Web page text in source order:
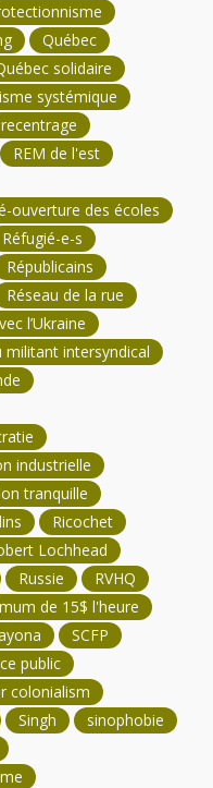
Québec
solidaire
systémique
recentrage
REM de l'est
ouverture des écoles
Réfugié-e-s
Républicains
Réseau de la rue
l’Ukraine
militant intersyndical
industrielle
tranquille
Ricochet
Lochhead
Russie
RVHQ
de 15$ l'heure
SCFP
public
colonialism
Singh
sinophobie